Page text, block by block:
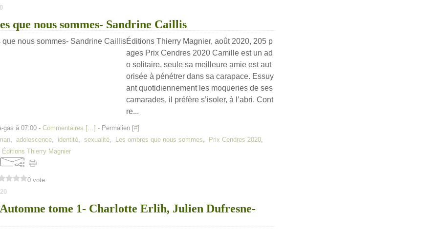
que nous sommes- Sandrine Caillis
Éditions Thierry Magnier, août 2020, 205 p
ages Prix Cendres 2020 Camille est un ad
o solitaire, seule sa meilleure amie est aut
orisée à pénétrer dans sa carapace. Essuy
ant quotidiennement les moqueries de ses
camarades, il préfère s’isoler, à l’abri. Cont
re...
gas à 07:00 - Commentaires […] - Permalien [#]
, adolescence, identité, sexualité, Les ombres que nous sommes, Prix Cendres 2020,
Éditions Thierry Magnier
0 vote
tome 1- Charlotte Erlih, Julien Dufresne-